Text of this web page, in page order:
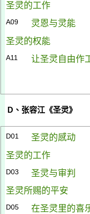
圣灵的工作
A09 灵恩与灵能
圣灵的权能
A11 让圣灵自由作
D 、张容江《圣灵》
D01 圣灵的感动
圣灵的工作
D03 圣灵与审判
圣灵所赐的平安
D05 在圣灵里的喜